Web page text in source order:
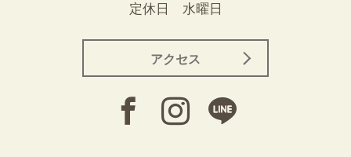
定休日 水曜日
アクセス